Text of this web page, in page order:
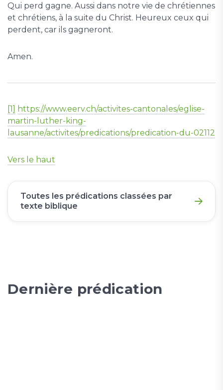
Qui perd gagne. Aussi dans notre vie de chrétiennes
et chrétiens, à la suite du Christ. Heureux ceux qui
perdent, car ils gagneront.
Amen.
[1] https://www.eerv.ch/activites-cantonales/eglise-
martin-luther-king-
lausanne/activites/predications/predication-du-02112
Vers le haut
Toutes les prédications classées par
texte biblique
Dernière prédication